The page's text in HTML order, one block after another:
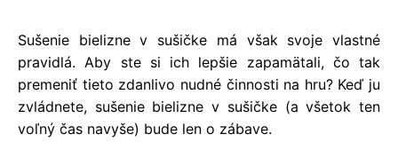
Sušenie bielizne v sušičke má však svoje vlastné
pravidlá. Aby ste si ich lepšie zapamätali, čo tak
premeniť tieto zdanlivo nudné činnosti na hru? Keď ju
zvládnete, sušenie bielizne v sušičke (a všetok ten
voľný čas navyše) bude len o zábave.